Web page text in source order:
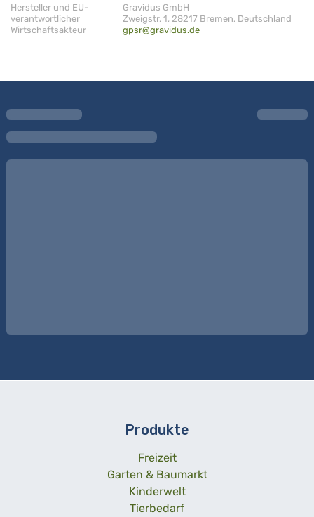
Hersteller und EU-
verantwortlicher
Wirtschaftsakteur
Gravidus GmbH
Zweigstr. 1, 28217 Bremen, Deutschland
gpsr@gravidus.de
Produkte
Freizeit
Garten & Baumarkt
Kinderwelt
Tierbedarf